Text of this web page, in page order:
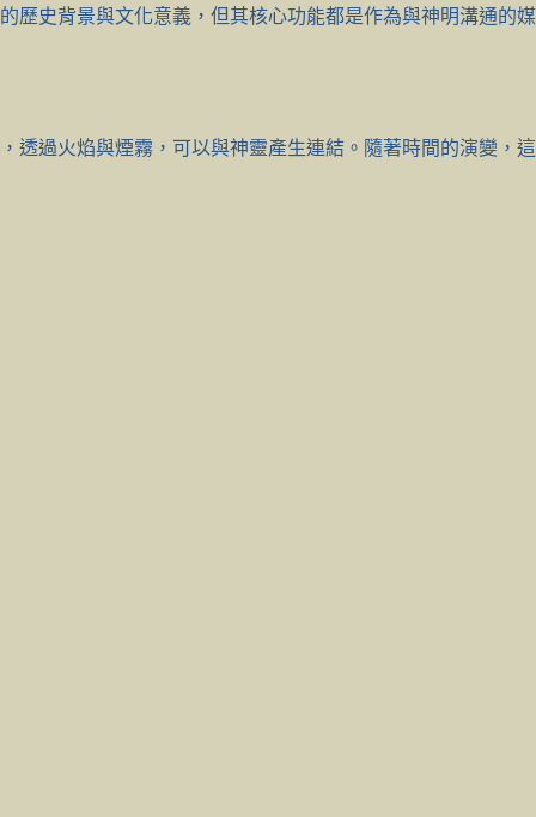
歷史背景與文化意義，但其核心功能都是作為與神明溝通的媒
透過火焰與煙霧，可以與神靈產生連結。隨著時間的演變，這